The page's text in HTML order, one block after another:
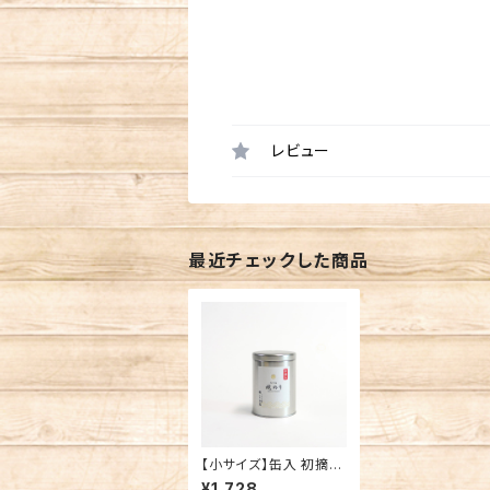
レビュー
最近チェックした商品
【小サイズ】缶入 初摘み
焼のり 8切64枚 有明